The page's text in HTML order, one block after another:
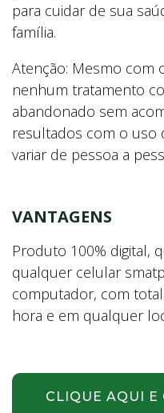
para cuidar de sua
família.
Atenção: Mesmo com
nenhum tratamento
abandonado sem
resultados com o uso
variar de pessoa a
VANTAGENS
Produto 100% digital,
qualquer celular
computador, com
hora e em qualquer
CLIQUE AQUI E